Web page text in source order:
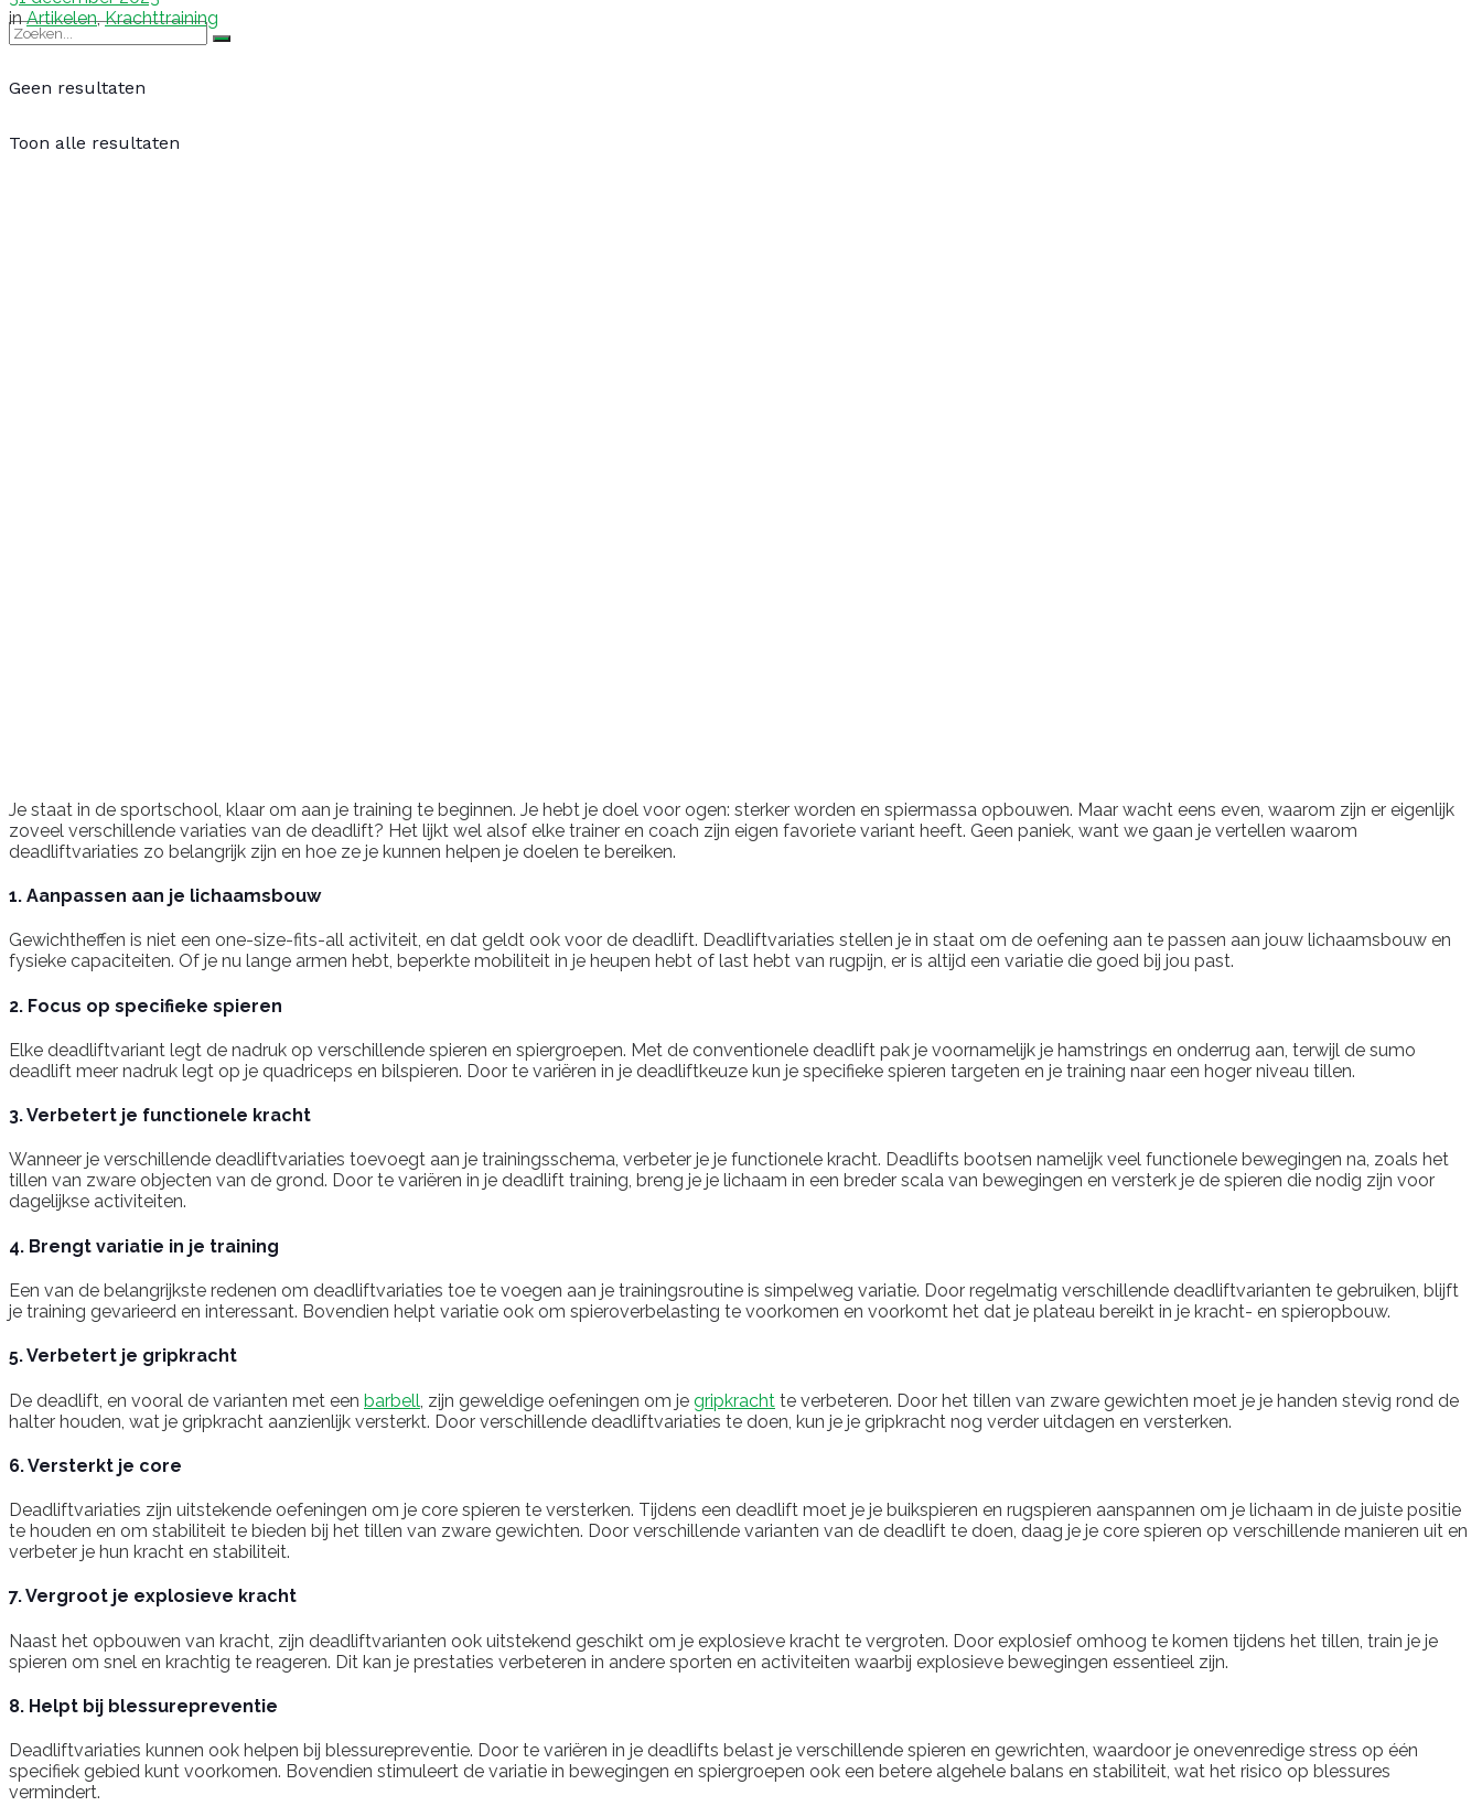
Geen resultaten
Toon alle resultaten
in Artikelen,Krachttraining
Je staat in de sportschool, klaar om aan je training te beginnen. Je hebt je doel voor ogen: sterker worden en spiermassa opbouwen. Maar wacht eens even, waarom zijn er eigenlijk
zoveel verschillende variaties van de deadlift? Het lijkt wel alsof elke trainer en coach zijn eigen favoriete variant heeft. Geen paniek, want we gaan je vertellen waarom
deadliftvariaties zo belangrijk zijn en hoe ze je kunnen helpen je doelen te bereiken.
1. Aanpassen aan je lichaamsbouw
Gewichtheffen is niet een one-size-fits-all activiteit, en dat geldt ook voor de deadlift. Deadliftvariaties stellen je in staat om de oefening aan te passen aan jouw lichaamsbouw en
fysieke capaciteiten. Of je nu lange armen hebt, beperkte mobiliteit in je heupen hebt of last hebt van rugpijn, er is altijd een variatie die goed bij jou past.
2. Focus op specifieke spieren
Elke deadliftvariant legt de nadruk op verschillende spieren en spiergroepen. Met de conventionele deadlift pak je voornamelijk je hamstrings en onderrug aan, terwijl de sumo
deadlift meer nadruk legt op je quadriceps en bilspieren. Door te variëren in je deadliftkeuze kun je specifieke spieren targeten en je training naar een hoger niveau tillen.
3. Verbetert je functionele kracht
Wanneer je verschillende deadliftvariaties toevoegt aan je trainingsschema, verbeter je je functionele kracht. Deadlifts bootsen namelijk veel functionele bewegingen na, zoals het
tillen van zware objecten van de grond. Door te variëren in je deadlift training, breng je je lichaam in een breder scala van bewegingen en versterk je de spieren die nodig zijn voor
dagelijkse activiteiten.
4. Brengt variatie in je training
Een van de belangrijkste redenen om deadliftvariaties toe te voegen aan je trainingsroutine is simpelweg variatie. Door regelmatig verschillende deadliftvarianten te gebruiken, blijft
je training gevarieerd en interessant. Bovendien helpt variatie ook om spieroverbelasting te voorkomen en voorkomt het dat je plateau bereikt in je kracht- en spieropbouw.
5. Verbetert je gripkracht
De deadlift, en vooral de varianten met een barbell , zijn geweldige oefeningen om je gripkracht te verbeteren. Door het tillen van zware gewichten moet je je handen stevig rond de
halter houden, wat je gripkracht aanzienlijk versterkt. Door verschillende deadliftvariaties te doen, kun je je gripkracht nog verder uitdagen en versterken.
6. Versterkt je core
Deadliftvariaties zijn uitstekende oefeningen om je core spieren te versterken. Tijdens een deadlift moet je je buikspieren en rugspieren aanspannen om je lichaam in de juiste positie
te houden en om stabiliteit te bieden bij het tillen van zware gewichten. Door verschillende varianten van de deadlift te doen, daag je je core spieren op verschillende manieren uit en
verbeter je hun kracht en stabiliteit.
7. Vergroot je explosieve kracht
Naast het opbouwen van kracht, zijn deadliftvarianten ook uitstekend geschikt om je explosieve kracht te vergroten. Door explosief omhoog te komen tijdens het tillen, train je je
spieren om snel en krachtig te reageren. Dit kan je prestaties verbeteren in andere sporten en activiteiten waarbij explosieve bewegingen essentieel zijn.
8. Helpt bij blessurepreventie
Deadliftvariaties kunnen ook helpen bij blessurepreventie. Door te variëren in je deadlifts belast je verschillende spieren en gewrichten, waardoor je onevenredige stress op één
specifiek gebied kunt voorkomen. Bovendien stimuleert de variatie in bewegingen en spiergroepen ook een betere algehele balans en stabiliteit, wat het risico op blessures
vermindert.